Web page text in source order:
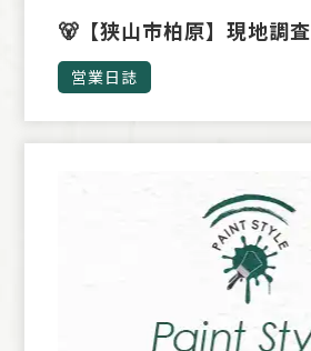
🐻【狭山市柏原】現地調査
営業日誌